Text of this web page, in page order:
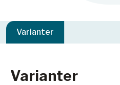
Varianter
Varianter